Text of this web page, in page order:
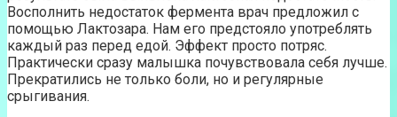
Восполнить недостаток фермента врач предложил с
помощью Лактозара. Нам его предстояло употреблять
каждый раз перед едой. Эффект просто потряс.
Практически сразу малышка почувствовала себя лучше.
Прекратились не только боли, но и регулярные
срыгивания.